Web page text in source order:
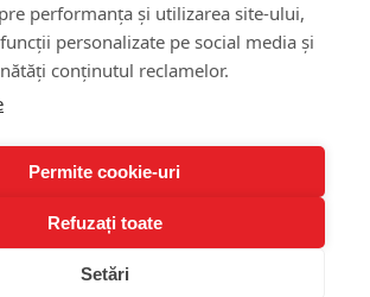
performanța și utilizarea site-ului,
personalizate pe social media și
conținutul reclamelor.
Permite cookie-uri
Refuzați toate
Setări
Plăți online sigure
ESTATE DEVELOPMENT & PROMOTION